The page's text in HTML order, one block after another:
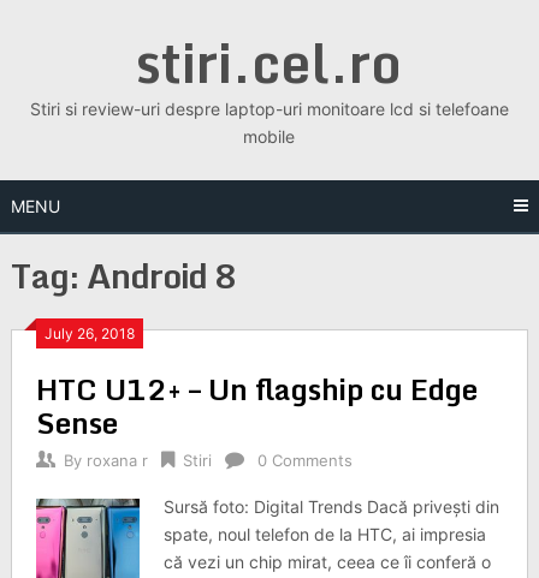
stiri.cel.ro
Stiri si review-uri despre laptop-uri monitoare lcd si telefoane
mobile
MENU
Tag:Android 8
July 26, 2018
HTC U12+ – Un flagship cu Edge
Sense
By roxana r Stiri 0 Comments
Sursă foto: Digital Trends Dacă privești din
spate, noul telefon de la HTC, ai impresia
că vezi un chip mirat, ceea ce îi conferă o